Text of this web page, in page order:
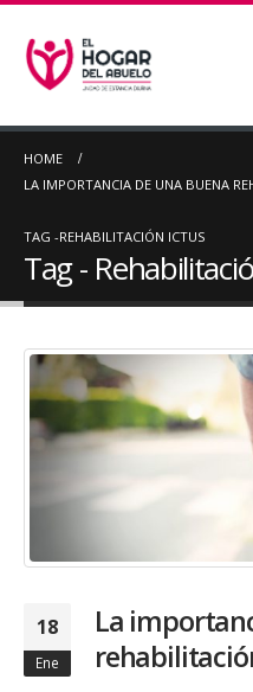
HOME
LA IMPORTANCIA DE UNA BUENA
TAG -REHABILITACIÓN ICTUS
Tag -
18
Ene
La